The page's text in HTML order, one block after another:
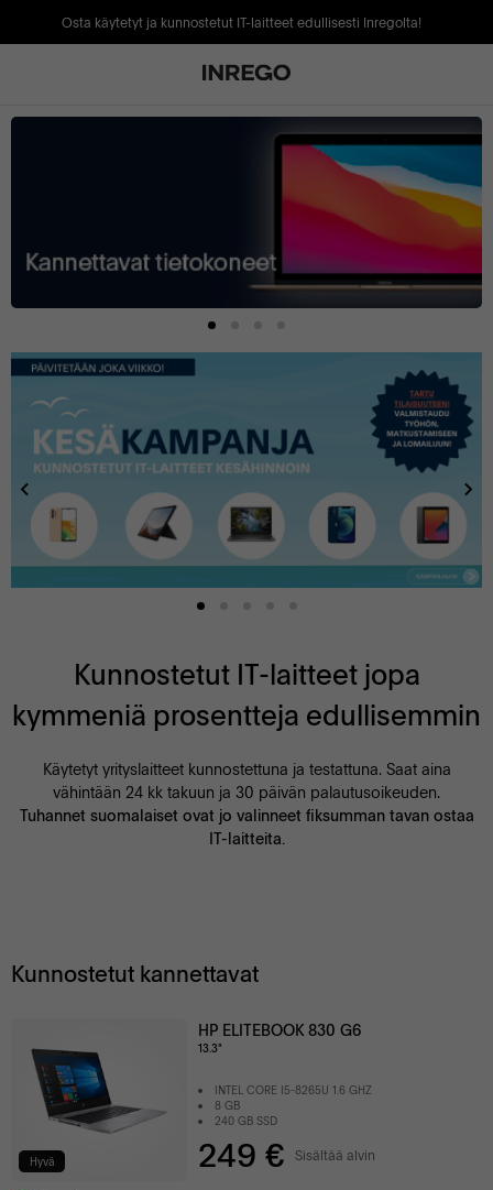
Osta käytetyt ja kunnostetut IT-laitteet edullisesti Inregolta!
Kunnostetut IT-laitteet jopa
kymmeniä prosentteja edullisemmin
Käytetyt yrityslaitteet kunnostettuna ja testattuna. Saat aina
vähintään 24 kk takuun ja 30 päivän palautusoikeuden.
Tuhannet suomalaiset ovat jo valinneet fiksumman tavan ostaa
IT-laitteita.
Kunnostetut kannettavat
Hyvä
HP ELITEBOOK 830 G6
13.3"
INTEL CORE I5-8265U 1.6 GHZ
8 GB
240 GB SSD
249 € Sisältää alvin